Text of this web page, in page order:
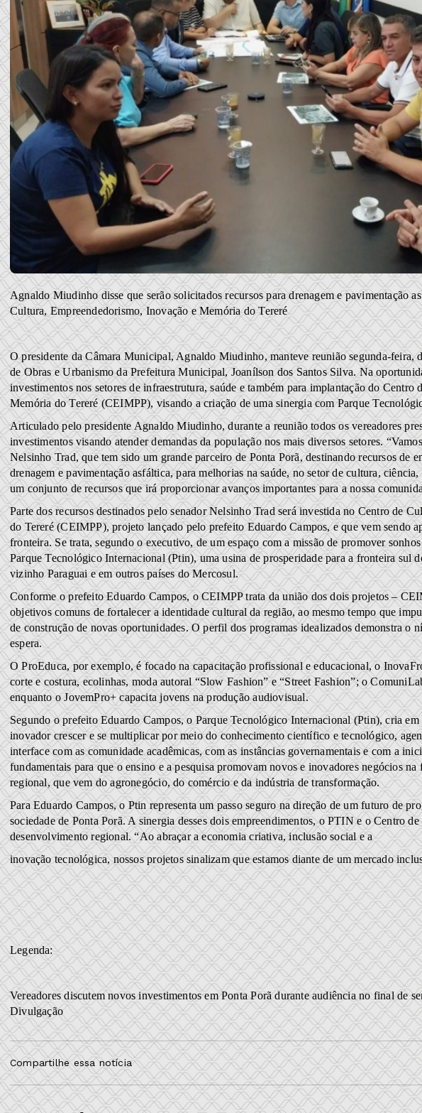
Agnaldo Miudinho disse que serão solicitados recursos para drenagem e pavimentação
Cultura, Empreendedorismo, Inovação e Memória do Tereré
O presidente da Câmara Municipal, Agnaldo Miudinho, manteve reunião segunda-feira,
de Obras e Urbanismo da Prefeitura Municipal, Joanílson dos Santos Silva. Na
investimentos nos setores de infraestrutura, saúde e também para implantação do
Memória do Tereré (CEIMPP), visando a criação de uma sinergia com Parque
Articulado pelo presidente Agnaldo Miudinho, durante a reunião todos os vereadores
investimentos visando atender demandas da população nos mais diversos setores.
Nelsinho Trad, que tem sido um grande parceiro de Ponta Porã, destinando recursos de
drenagem e pavimentação asfáltica, para melhorias na saúde, no setor de cultura,
um conjunto de recursos que irá proporcionar avanços importantes para a nossa
Parte dos recursos destinados pelo senador Nelsinho Trad será investida no Centro de
do Tereré (CEIMPP), projeto lançado pelo prefeito Eduardo Campos, e que vem sendo
fronteira. Se trata, segundo o executivo, de um espaço com a missão de promover
Parque Tecnológico Internacional (Ptin), uma usina de prosperidade para a fronteira sul
vizinho Paraguai e em outros países do Mercosul.
Conforme o prefeito Eduardo Campos, o CEIMPP trata da união dos dois projetos –
objetivos comuns de fortalecer a identidade cultural da região, ao mesmo tempo que
de construção de novas oportunidades. O perfil dos programas idealizados demonstra o
espera.
O ProEduca, por exemplo, é focado na capacitação profissional e educacional, o
corte e costura, ecolinhas, moda autoral “Slow Fashion” e “Street Fashion”; o
enquanto o JovemPro+ capacita jovens na produção audiovisual.
Segundo o prefeito Eduardo Campos, o Parque Tecnológico Internacional (Ptin), cria em
inovador crescer e se multiplicar por meio do conhecimento científico e tecnológico,
interface com as comunidade acadêmicas, com as instâncias governamentais e com a
fundamentais para que o ensino e a pesquisa promovam novos e inovadores negócios
regional, que vem do agronegócio, do comércio e da indústria de transformação.
Para Eduardo Campos, o Ptin representa um passo seguro na direção de um futuro de
sociedade de Ponta Porã. A sinergia desses dois empreendimentos, o PTIN e o Centro
desenvolvimento regional. “Ao abraçar a economia criativa, inclusão social e a
inovação tecnológica, nossos projetos sinalizam que estamos diante de um mercado
Legenda:
Vereadores discutem novos investimentos em Ponta Porã durante audiência no final de
Divulgação
Compartilhe essa notícia